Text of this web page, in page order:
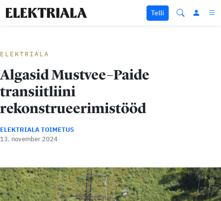
Liigu sisu juurde
Telli
ELEKTRIALA
Algasid Mustvee–Paide
transiitliini
rekonstrueerimistööd
ELEKTRIALA TOIMETUS
13. november 2024